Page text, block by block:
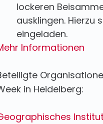
lockeren
ausklingen. Hierzu
eingeladen.
Informationen
in Heidelberg: